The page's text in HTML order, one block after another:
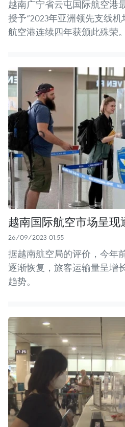
越南广宁省云屯国际航空港
授予“2023年亚洲领先支线
航空港连续四年获颁此殊荣。
越南国际航空市场呈现
26/09/2023 01:55
据越南航空局的评价，今年
逐渐恢复，旅客运输量呈增
趋势。